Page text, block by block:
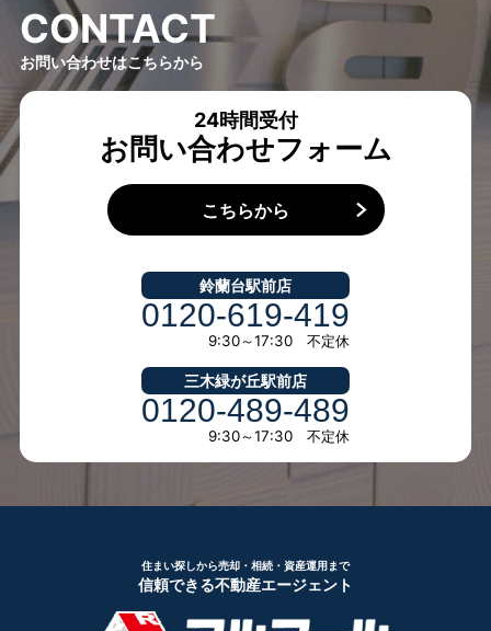
CONTACT
お問い合わせはこちらから
24時間受付
お問い合わせフォーム
こちらから
鈴蘭台駅前店
0120-619-419
9:30～17:30 不定休
三木緑が丘駅前店
0120-489-489
9:30～17:30 不定休
住まい探しから売却・相続・資産運用まで
信頼できる不動産エージェント